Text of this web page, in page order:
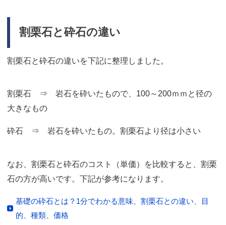
割栗石と砕石の違い
割栗石と砕石の違いを下記に整理しました。
割栗石 ⇒ 岩石を砕いたもので、100～200ｍｍと径の
大きなもの
砕石 ⇒ 岩石を砕いたもの。割栗石より径は小さい
なお、割栗石と砕石のコスト（単価）を比較すると、割栗
石の方が高いです。下記が参考になります。
基礎の砕石とは？1分でわかる意味、割栗石との違い、目
的、種類、価格